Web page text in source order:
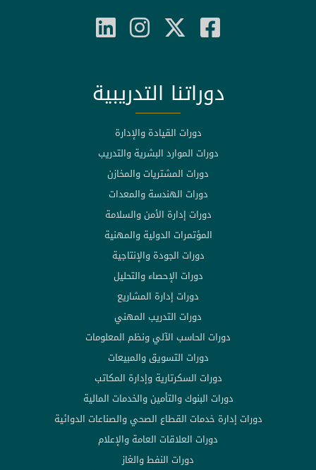
دوراتنا التدريبية
دورات القيادة والإدارة
دورات الموارد البشرية والتدريب
دورات المشتريات والمخازن
دورات الهندسة والمعدات
دورات إدارة الأمن والسلامة
المؤتمرات الدولية والمهنية
دورات الجودة والإنتاجية
دورات الإحصاء والتحليل
دورات إدارة المشاريع
دورات التدريب المهني
دورات الحاسب الآلي ونظم المعلومات
دورات التسويق والمبيعات
دورات السكرتارية وإدارة المكاتب
دورات البنوك والتأمين والخدمات المالية
دورات إدارة خدمات القطاع الصحي والصناعات الدوائية
دورات العلاقات العامة والإعلام
دورات النفط والغاز